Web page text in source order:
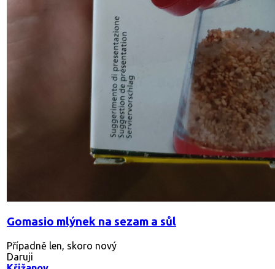
Gomasio mlýnek na sezam a sůl
Případně len, skoro nový
Daruji